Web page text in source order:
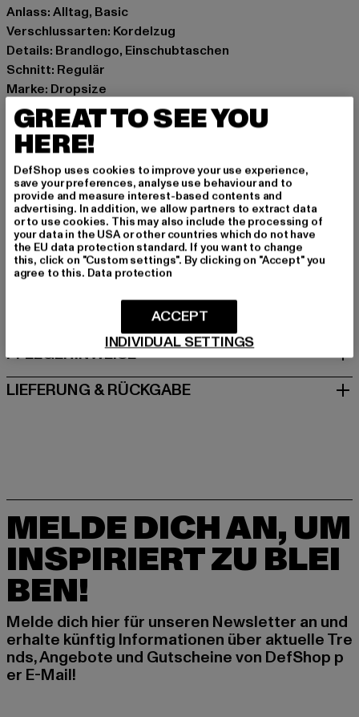
Anlass: Alltag, Basic
Verschlussarten: Kordelzug
Details: Brandlogo, Einschubtaschen
Schnitt: Regulär
Marke: Dropsize
Kat.: Jogginghosen
Farbe: schwarz
Hersteller Farbe: washed black
Materialzusammensetzung: 70% Baumwolle, 30%
Polyester
Art.Nr: DSLSP4-01921
Hersteller: Dropsize GmbH |management@dropsize.de
Motzener Straße 6 | 12277 Berlin | DE
GRÖSSE & PASSFORM
PFLEGEHINWEISE
LIEFERUNG & RÜCKGABE
MELDE DICH AN, UM
INSPIRIERT ZU BLEI
BEN!
Melde dich hier für unseren Newsletter an und
erhalte künftig Informationen über aktuelle Tre
nds, Angebote und Gutscheine von DefShop p
er E-Mail!
GREAT TO SEE YOU
HERE!
DefShop uses cookies to improve your use experience,
save your preferences, analyse use behaviour and to
provide and measure interest-based contents and
advertising. In addition, we allow partners to extract data
or to use cookies. This may also include the processing of
your data in the USA or other countries which do not have
the EU data protection standard. If you want to change
this, click on "Custom settings". By clicking on "Accept" you
agree to this. Data protection
INDIVIDUAL SETTINGS
ACCEPT